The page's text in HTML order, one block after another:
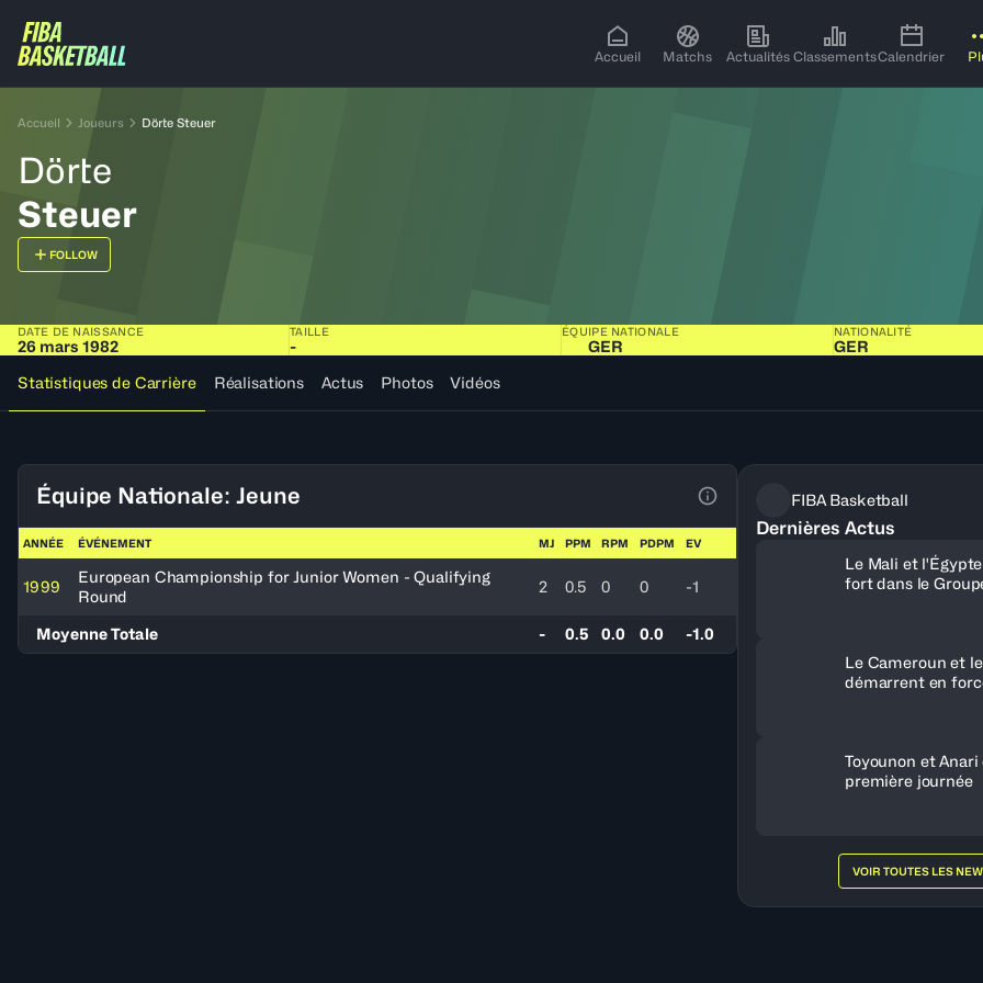
Accueil Matchs Actualités ClassementsCalendrier
Accueil Joueurs Dörte Steuer
Dörte
Steuer
FOLLOW
DATE DE NAISSANCE
26 mars 1982
TAILLE
-
ÉQUIPE NATIONALE
GER
NATIONALITÉ
GER
Statistiques de Carrière
Réalisations Actus Photos Vidéos
Équipe Nationale: Jeune
Voir la Légende du Tableau
ANNÉE ÉVÉNEMENT MJ PPM RPM PDPM EV
1999
European Championship for Junior Women - Qualifying
Round
2 0.5 0 0 -1
Moyenne Totale - 0.5 0.0 0.0 -1.0
FIBA Basketball
Dernières Actus
Le Mali et
fort dans le
Le Cameroun et
démarrent en
Toyounon et
première journée
VOIR TOUTES LES